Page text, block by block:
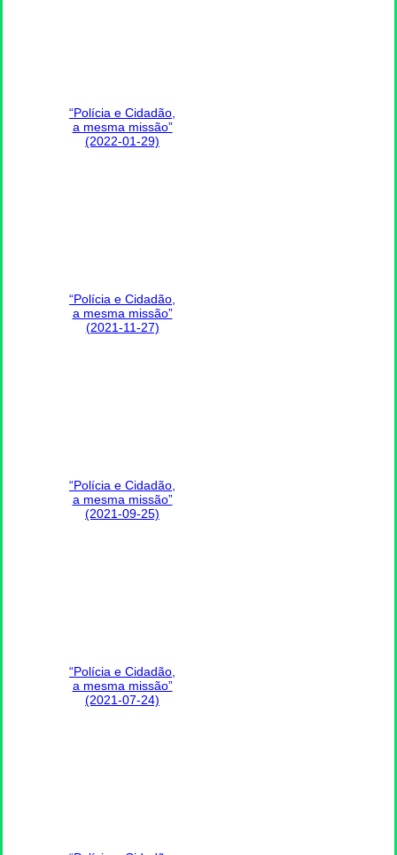
“Polícia e Cidadão,
a mesma missão”
(2022-01-29)
“Polícia e Cidadão,
a mesma missão”
(2021-11-27)
“Polícia e Cidadão,
a mesma missão”
(2021-09-25)
“Polícia e Cidadão,
a mesma missão”
(2021-07-24)